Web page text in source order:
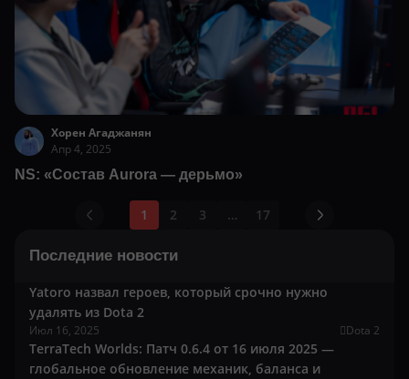
Хорен Агаджанян
Апр 4, 2025
NS: «Состав Aurora — дерьмо»
1 2 3 … 17
Последние новости
Yatoro назвал героев, который срочно нужно
удалять из Dota 2
Июл 16, 2025 Dota 2
TerraTech Worlds: Патч 0.6.4 от 16 июля 2025 —
глобальное обновление механик, баланса и